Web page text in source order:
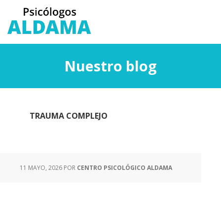
contenido
principal
barra
Nuestro blog
TRAUMA COMPLEJO
11 MAYO, 2026 POR CENTRO PSICOLÓGICO ALDAMA